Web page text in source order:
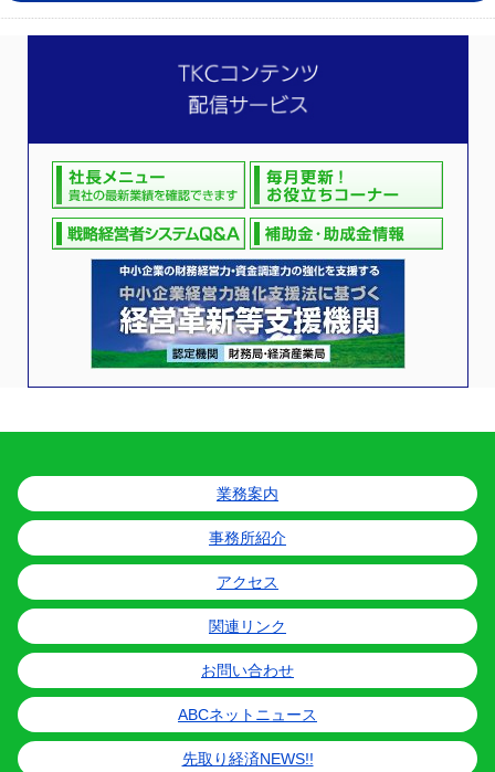
業務案内
事務所紹介
アクセス
関連リンク
お問い合わせ
ABCネットニュース
先取り経済NEWS!!